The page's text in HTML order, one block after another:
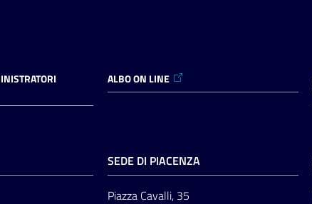
ALBO ON LINE
SEDE DI PIACENZA
Piazza Cavalli, 35